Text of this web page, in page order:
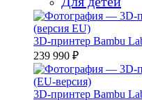
3D-принтер Bambu
239 990 ₽
3D-принтер Bambu